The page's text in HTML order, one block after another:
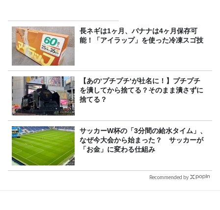
長ネギは1ヶ月、バナナは4ヶ月保存可
能！「アイラップ」を使った冷凍スゴ技
【あの‘プチプチ‘が社名に！】プチプチ
を潰してから捨てる？そのまま潰さずに
捨てる？
サッカーW杯の「3分間の給水タイム」、
なぜ今大会から始まった？ サッカーが
「お金」に変わる仕組み
Recommended by